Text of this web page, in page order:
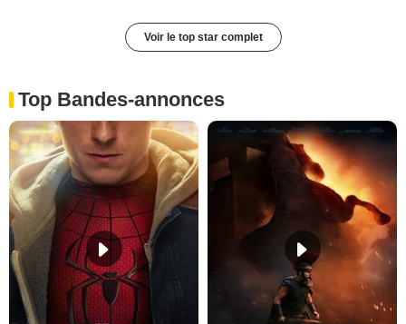
Voir le top star complet
Top Bandes-annonces